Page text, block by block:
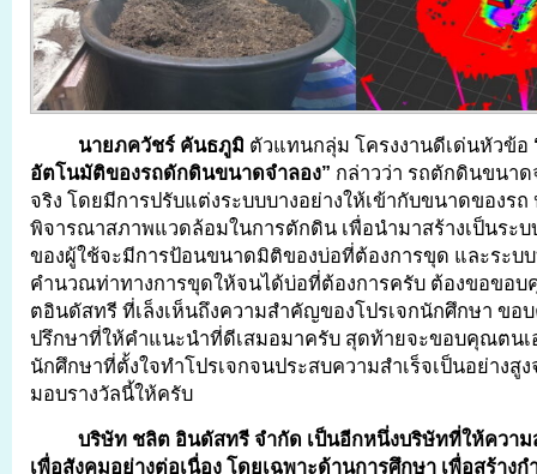
นายภควัชร์ คันธภูมิ ตัวแทนกลุ่ม โครงงานดีเด่นหัวข้อ
อัตโนมัติของรถดักดินขนาดจำลอง” กล่าวว่า รถตักดินขนาด
จริง โดยมีการปรับแต่งระบบบางอย่างให้เข้ากับขนาดของรถ
พิจารณาสภาพแวดล้อมในการตักดิน เพื่อนำมาสร้างเป็นระ
ของผู้ใช้จะมีการป้อนขนาดมิติของบ่อที่ต้องการขุด และระบ
คำนวณท่าทางการขุดให้จนได้บ่อที่ต้องการครับ ต้องขอขอบ
ตอินดัสทรี ที่เล็งเห็นถึงความสำคัญของโปรเจกนักศึกษา ขอ
ปรึกษาที่ให้คำแนะนำที่ดีเสมอมาครับ สุดท้ายจะขอบคุณตนเ
นักศึกษาที่ตั้งใจทำโปรเจกจนประสบความสำเร็จเป็นอย่างสู
มอบรางวัลนี้ให้ครับ
บริษัท ชลิต อินดัสทรี จำกัด เป็นอีกหนึ่งบริษัทที่ให้ความ
เพื่อสังคมอย่างต่อเนื่อง โดยเฉพาะด้านการศึกษา เพื่อสร้างก